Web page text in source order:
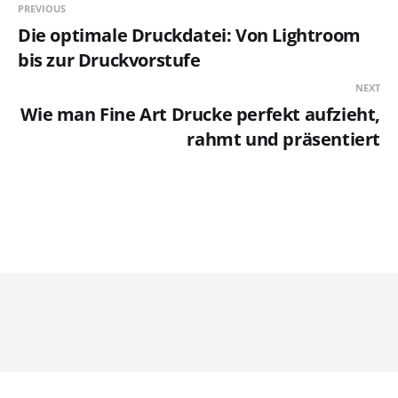
PREVIOUS
Die optimale Druckdatei: Von Lightroom
bis zur Druckvorstufe
NEXT
Wie man Fine Art Drucke perfekt aufzieht,
rahmt und präsentiert